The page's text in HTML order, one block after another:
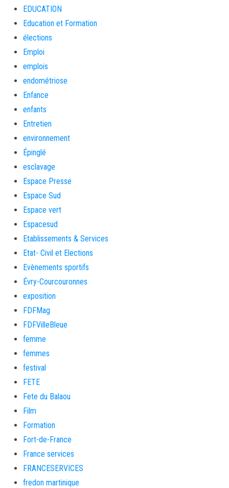
EDUCATION
Education et Formation
élections
Emploi
emplois
endométriose
Enfance
enfants
Entretien
environnement
Épinglé
esclavage
Espace Presse
Espace Sud
Espace vert
Espacesud
Etablissements & Services
Etat- Civil et Elections
Evènements sportifs
Évry-Courcouronnes
exposition
FDFMag
FDFVilleBleue
femme
femmes
festival
FETE
Fete du Balaou
Film
Formation
Fort-de-France
France services
FRANCESERVICES
fredon martinique